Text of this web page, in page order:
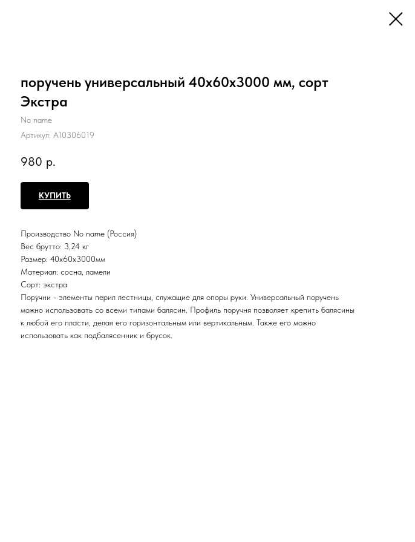
поручень универсальный 40х60х3000 мм, сорт
Экстра
No name
Артикул: А10306019
980 р.
КУПИТЬ
Производство No name (Россия)
Вес брутто: 3,24 кг
Размер: 40х60х3000мм
Материал: сосна, ламели
Сорт: экстра
Поручни - элементы перил лестницы, служащие для опоры руки. Универсальный поручень
можно использовать со всеми типами балясин. Профиль поручня позволяет крепить балясины
к любой его пласти, делая его горизонтальным или вертикальным. Также его можно
использовать как подбалясенник и брусок.